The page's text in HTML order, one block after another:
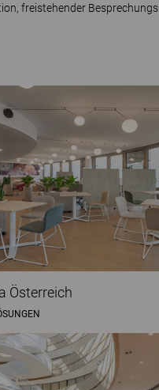
freistehender
Österreich